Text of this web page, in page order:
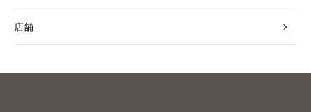
店舗